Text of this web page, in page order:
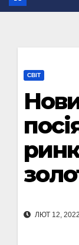
СВІТ
ЛЮТ 12, 2022